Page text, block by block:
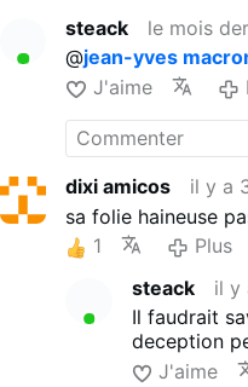
la
Et
steack
le mois
@jean-yves
J'aime
dixi amicos
il y a
sa folie haineuse
1
Plus
steack
il y
Il faudrait
deception
J'aime